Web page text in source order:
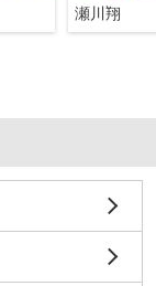
瀬川翔